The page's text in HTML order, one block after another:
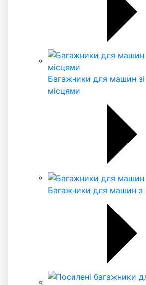
Багажники для машин
місцями
Багажники для машин з